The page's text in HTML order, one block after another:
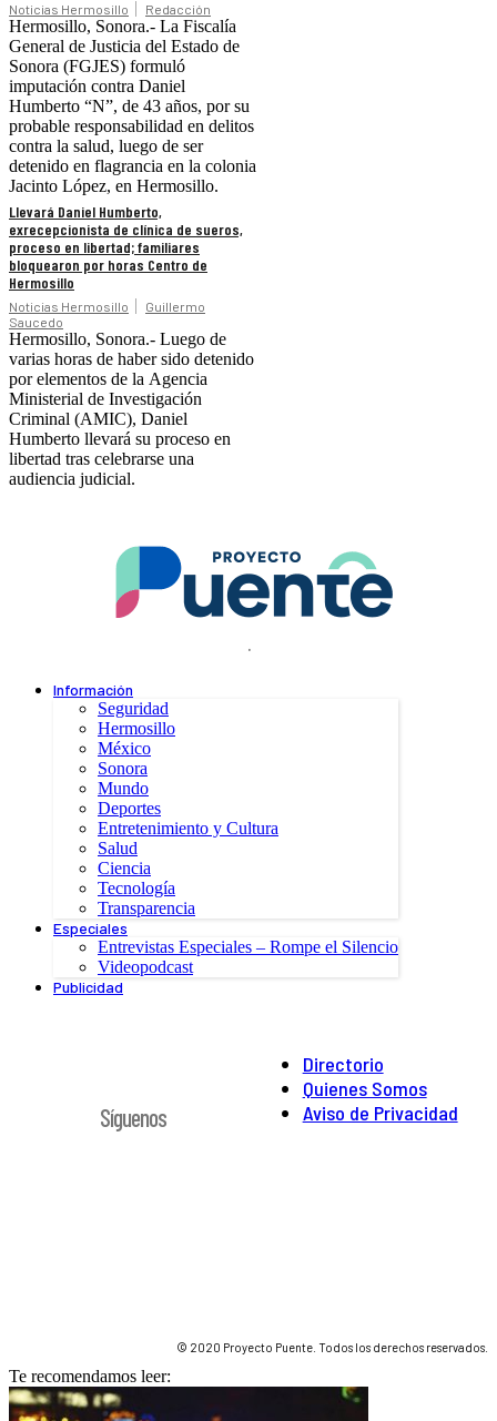
Noticias Hermosillo Redacción
Hermosillo, Sonora.- La Fiscalía
General de Justicia del Estado de
Sonora (FGJES) formuló
imputación contra Daniel
Humberto “N”, de 43 años, por su
probable responsabilidad en delitos
contra la salud, luego de ser
detenido en flagrancia en la colonia
Jacinto López, en Hermosillo.
Llevará Daniel Humberto,
exrecepcionista de clínica de sueros,
proceso en libertad; familiares
bloquearon por horas Centro de
Hermosillo
Noticias Hermosillo
Guillermo
Saucedo
Hermosillo, Sonora.- Luego de
varias horas de haber sido detenido
por elementos de la Agencia
Ministerial de Investigación
Criminal (AMIC), Daniel
Humberto llevará su proceso en
libertad tras celebrarse una
audiencia judicial.
.
Información
Seguridad
Hermosillo
México
Sonora
Mundo
Deportes
Entretenimiento y Cultura
Salud
Ciencia
Tecnología
Transparencia
Especiales
Entrevistas Especiales – Rompe el Silencio
Videopodcast
Publicidad
Directorio
Quienes Somos
Aviso de Privacidad
Síguenos
© 2020 Proyecto Puente. Todos los derechos reservados.
Te recomendamos leer: